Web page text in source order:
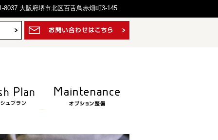
8037 大阪府堺市北区百舌鳥赤畑町3-145